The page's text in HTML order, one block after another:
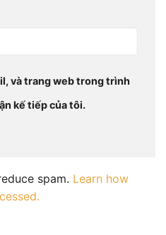
và trang web trong trình
kế tiếp của tôi.
spam. Learn how